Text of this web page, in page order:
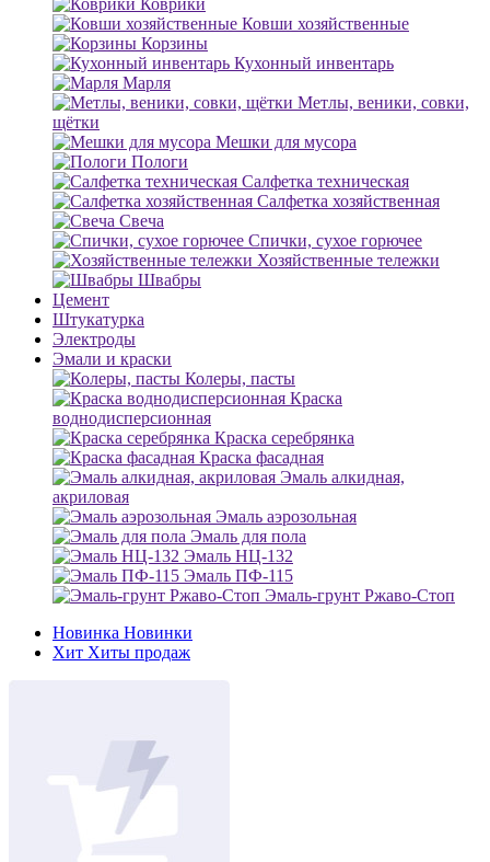
Коврики
Ковши хозяйственные
Корзины
Кухонный инвентарь
Марля
Метлы, веники, совки,
щётки
Мешки для мусора
Пологи
Салфетка техническая
Салфетка хозяйственная
Свеча
Спички, сухое горючее
Хозяйственные тележки
Швабры
Цемент
Штукатурка
Электроды
Эмали и краски
Колеры, пасты
Краска
воднодисперсионная
Краска серебрянка
Краска фасадная
Эмаль алкидная,
акриловая
Эмаль аэрозольная
Эмаль для пола
Эмаль НЦ-132
Эмаль ПФ-115
Эмаль-грунт Ржаво-Стоп
Новинка Новинки
Хит Хиты продаж